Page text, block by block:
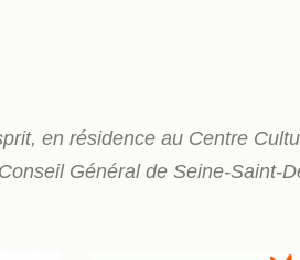
en résidence au Centre
Général de Seine-Saint-